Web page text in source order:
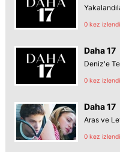
0 kez izlendi
Daha 17
Deniz'e
0 kez izlendi
Daha 17
Aras ve
0 kez izlendi